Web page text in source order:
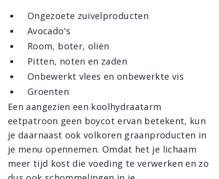
Ongezoete zuivelproducten
Avocado's
Room, boter, oliën
Pitten, noten en zaden
Onbewerkt vlees en onbewerkte vis
Groenten
Een aangezien een koolhydraatarm
eetpatroon geen boycot ervan betekent, kun
je daarnaast ook volkoren graanproducten in
je menu opennemen. Omdat het je lichaam
meer tijd kost die voeding te verwerken en zo